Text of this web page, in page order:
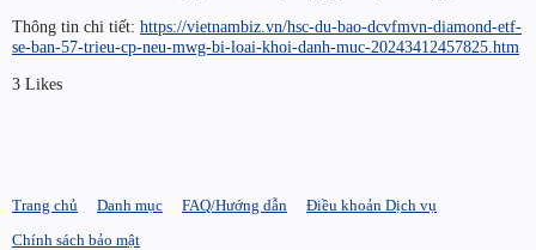
Thông tin chi tiết: https://vietnambiz.vn/hsc-du-bao-dcvfmvn-diamond-etf-
se-ban-57-trieu-cp-neu-mwg-bi-loai-khoi-danh-muc-20243412457825.htm
3 Likes
Trang chủ Danh mục FAQ/Hướng dẫn
Điều khoản Dịch vụ
Chính sách bảo mật